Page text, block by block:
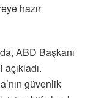
hazır
ABD Başkanı
güvenlik